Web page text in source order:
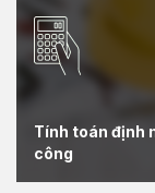
Tính toán định
công